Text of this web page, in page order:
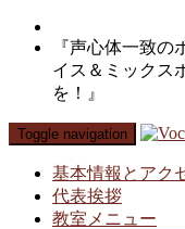
『声心体一致
イス＆ミックス
を！』
Toggle navigation
基本情報とアク
代表挨拶
教室メニュー